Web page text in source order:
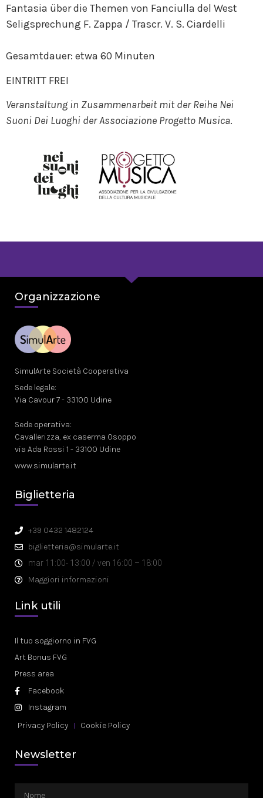
Fantasia über die Themen von Fanciulla del West
Seligsprechung F. Zappa / Trascr. V. S. Ciardelli
Gesamtdauer: etwa 60 Minuten
EINTRITT FREI
Veranstaltung in Zusammenarbeit mit der Reihe Nei
Suoni Dei Luoghi der Associazione Progetto Musica.
Organizzazione
SimulArte Società Cooperativa
Sede legale:
Via Cavour 7 - 33100 Udine
Sede operativa:
Cavallerizza, ex caserma Osoppo
via Ada Rossi 1 - 33100 Udine
www.simularte.it
Biglietteria
+39 0432 1482124
biglietteria@simularte.it
mar 11:00- 13:00 / ven 16:00 – 18:00
Maggiori informazioni
Link utili
Il tuo soggiorno in FVG
Art Bonus FVG
Press area
Facebook
Instagram
Privacy Policy
Cookie Policy
Newsletter